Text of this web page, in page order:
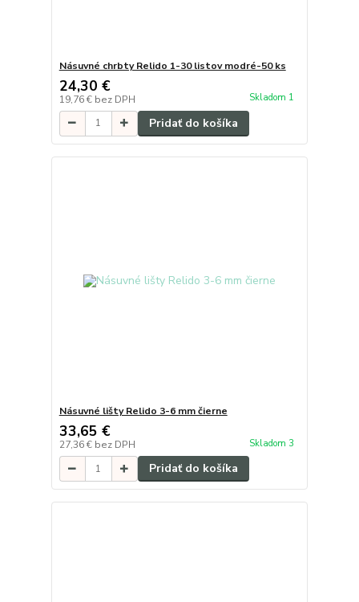
Násuvné chrbty Relido 1-30 listov modré-50 ks
24,30 €
19,76 € bez DPH Skladom 1
Pridať do košíka
Násuvné lišty Relido 3-6 mm čierne
33,65 €
27,36 € bez DPH Skladom 3
Pridať do košíka